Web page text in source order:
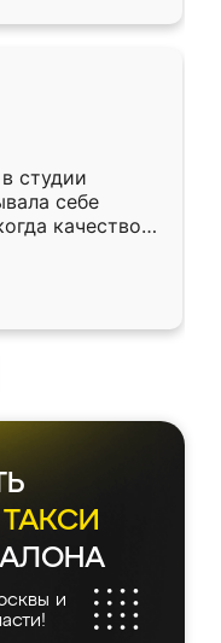
студии
себе
качеством
уже почти
и